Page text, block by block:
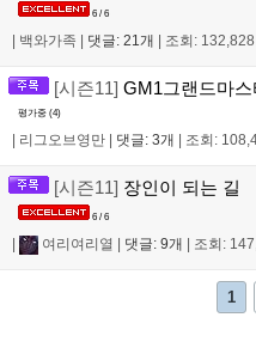
6 / 6
| 백와가족 | 댓글: 21개 | 조회: 132,828
[시즌11] GM1그랜드마
평가중 (4)
리그오브영만 댓글: 3개 조회:
[시즌11] 장인이 되는 길
6 / 6
여리여리열 댓글: 9개 조회:
1